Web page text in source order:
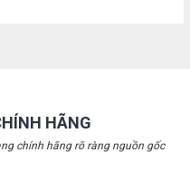
HÃNG
chính hãng rõ ràng nguồn gốc